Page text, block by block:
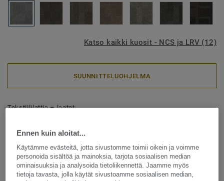
Katso kaikki kuosit - NCS ja LRV (12)
SUUNNITTELUOHJELMA
Tekstiililattia – laatat
AA93 8905
Ennen kuin aloitat...
Käytämme evästeitä, jotta sivustomme toimii oikein ja voimme
personoida sisältöä ja mainoksia, tarjota sosiaalisen median
ominaisuuksia ja analysoida tietoliikennettä. Jaamme myös
tietoja tavasta, jolla käytät sivustoamme sosiaalisen median,